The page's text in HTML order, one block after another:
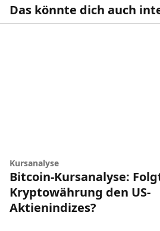
Das könnte dich auch
Kursanalyse
Bitcoin-Kursanalyse:
Kryptowährung den US-
Aktienindizes?